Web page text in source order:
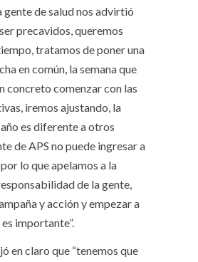
gente de salud nos advirtió
precavidos, queremos
tratamos de poner una
en común, la semana que
concreto comenzar con las
iremos ajustando, la
es diferente a otros
de APS no puede ingresar a
lo que apelamos a la
de la gente,
y acción y empezar a
importante”.
en claro que “tenemos que